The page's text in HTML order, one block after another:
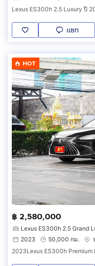
แชท
HOT
฿ 2,580,000
Lexus ES300h 2.5 Grand
2023
50,000 กม.
2023Lexus ES300h Premium